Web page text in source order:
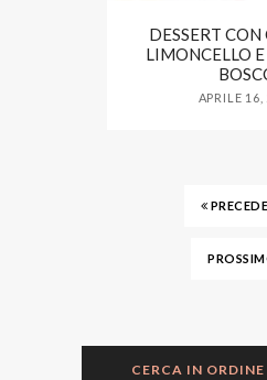
DESSERT
LIMONCELLO
APRILE 16,
CERCA IN